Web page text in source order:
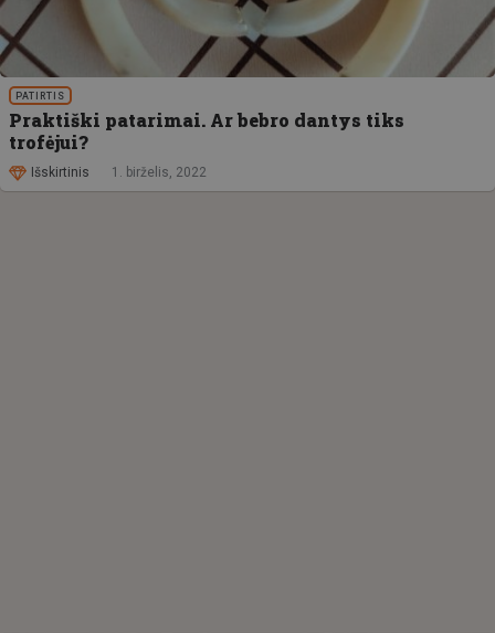
PATIRTIS
Praktiški patarimai. Ar bebro dantys tiks
trofėjui?
Išskirtinis 1. birželis, 2022